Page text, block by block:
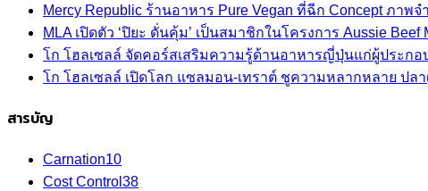
Mercy Republic ร้านอาหาร Pure Vegan ที่ฉีก Concept ภาพ
MLA เปิดตัว ‘ปิยะ ดั่นคุ้ม’ เป็นสมาชิกในโครงการ Aussie
โก โฮลเซลล์ จัดคอร์สเสริมความรู้ด้านอาหารญี่ปุ่นแก่ผู้ประก
โก โฮลเซลล์ เปิดโลก แซลมอน-เทราต์ ชูความหลากหลาย ปล
สารบัญ
Carnation10
Cost Control 38